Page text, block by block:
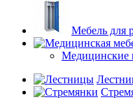
Мебель для